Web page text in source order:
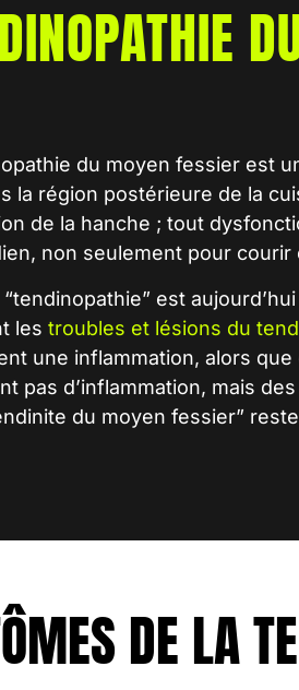
du moyen fessier est
la région postérieure de la
de la hanche ; tout
non seulement pour
tendinopathie” est
les troubles et lésions du
une inflammation, alors
pas d’inflammation, mais
du moyen fessier”
DE LA